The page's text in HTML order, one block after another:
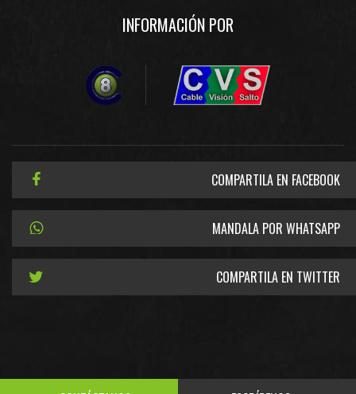
INFORMACIÓN POR
COMPARTILA EN FACEBOOK
MANDALA POR WHATSAPP
COMPARTILA EN TWITTER